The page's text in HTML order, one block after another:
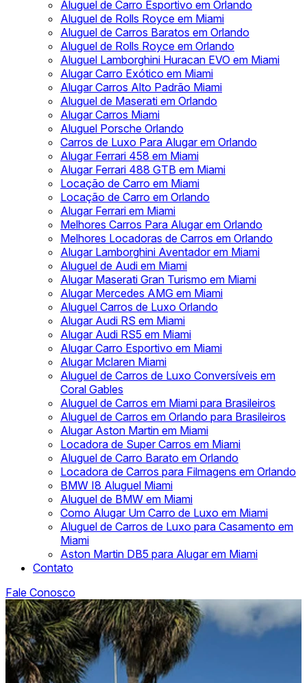
Aluguel de Carro Esportivo em Orlando
Aluguel de Rolls Royce em Miami
Aluguel de Carros Baratos em Orlando
Aluguel de Rolls Royce em Orlando
Aluguel Lamborghini Huracan EVO em Miami
Alugar Carro Exótico em Miami
Alugar Carros Alto Padrão Miami
Aluguel de Maserati em Orlando
Alugar Carros Miami
Aluguel Porsche Orlando
Carros de Luxo Para Alugar em Orlando
Alugar Ferrari 458 em Miami
Alugar Ferrari 488 GTB em Miami
Locação de Carro em Miami
Locação de Carro em Orlando
Alugar Ferrari em Miami
Melhores Carros Para Alugar em Orlando
Melhores Locadoras de Carros em Orlando
Alugar Lamborghini Aventador em Miami
Aluguel de Audi em Miami
Alugar Maserati Gran Turismo em Miami
Alugar Mercedes AMG em Miami
Aluguel Carros de Luxo Orlando
Alugar Audi RS em Miami
Alugar Audi RS5 em Miami
Alugar Carro Esportivo em Miami
Alugar Mclaren Miami
Aluguel de Carros de Luxo Conversíveis em
Coral Gables
Aluguel de Carros em Miami para Brasileiros
Aluguel de Carros em Orlando para Brasileiros
Alugar Aston Martin em Miami
Locadora de Super Carros em Miami
Aluguel de Carro Barato em Orlando
Locadora de Carros para Filmagens em Orlando
BMW I8 Aluguel Miami
Aluguel de BMW em Miami
Como Alugar Um Carro de Luxo em Miami
Aluguel de Carros de Luxo para Casamento em
Miami
Aston Martin DB5 para Alugar em Miami
Contato
Fale Conosco